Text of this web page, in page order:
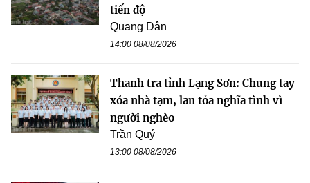
tiến độ
Quang Dân
14:00 08/08/2026
Thanh tra tỉnh Lạng Sơn: Chung tay
xóa nhà tạm, lan tỏa nghĩa tình vì
người nghèo
Trần Quý
13:00 08/08/2026